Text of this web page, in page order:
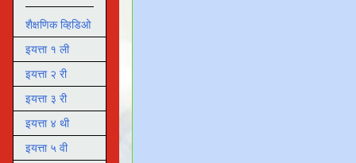
शैक्षणिक व्हिडिओ
इयत्ता १ ली
इयत्ता २ री
इयत्ता ३ री
इयत्ता ४ थी
इयत्ता ५ वी